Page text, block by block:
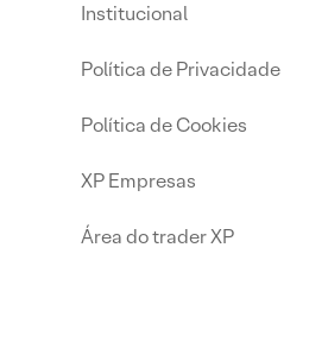
Institucional
Política de Privacidade
Política de Cookies
XP Empresas
Área do trader XP